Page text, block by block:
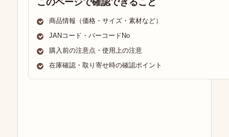
このページで確認できること
商品情報（価格・サイズ・素材など）
JANコード・バーコードNo
購入前の注意点・使用上の注意
在庫確認・取り寄せ時の確認ポイント